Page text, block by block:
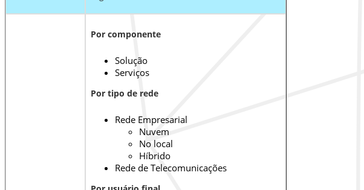
Por componente
Solução
Serviços
Por tipo de rede
Rede Empresarial
Nuvem
No local
Híbrido
Rede de Telecomunicações